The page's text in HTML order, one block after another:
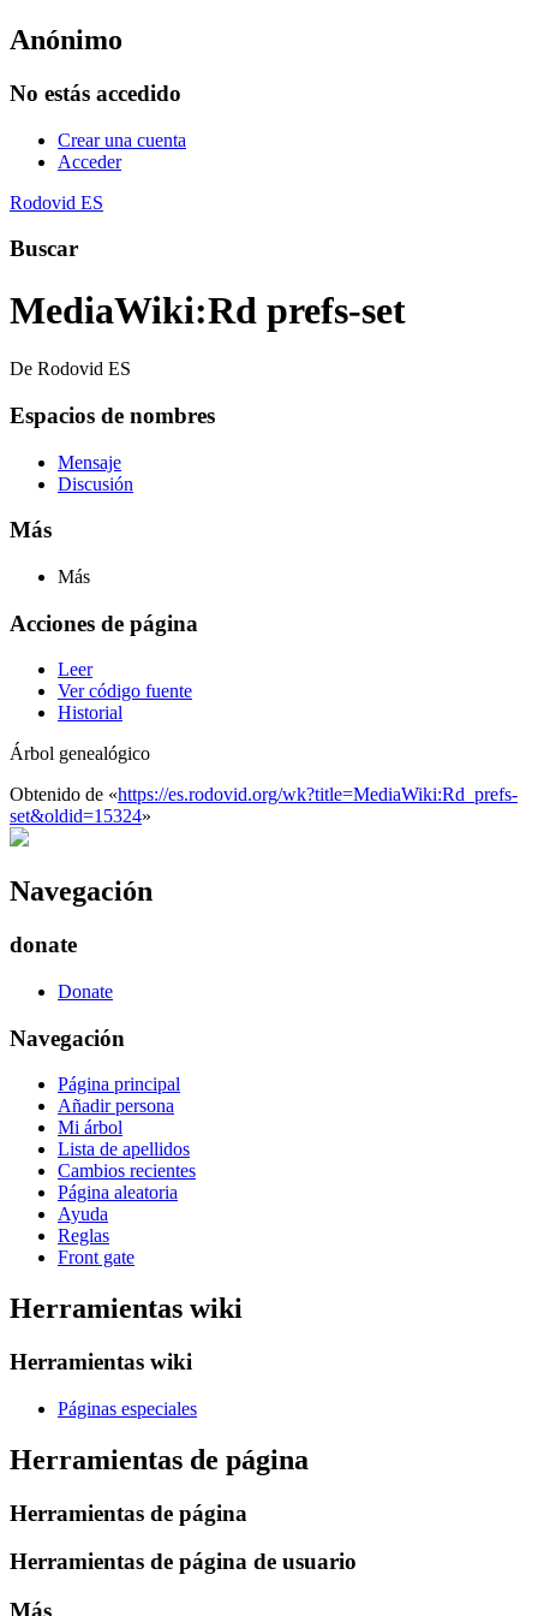
Anónimo
No estás accedido
Crear una cuenta
Acceder
Rodovid ES
Buscar
MediaWiki:Rd prefs-set
De Rodovid ES
Espacios de nombres
Mensaje
Discusión
Más
Más
Acciones de página
Leer
Ver código fuente
Historial
Árbol genealógico
Obtenido de «https://es.rodovid.org/wk?title=MediaWiki:Rd_prefs-
set&oldid=15324»
Navegación
donate
Donate
Navegación
Página principal
Añadir persona
Mi árbol
Lista de apellidos
Cambios recientes
Página aleatoria
Ayuda
Reglas
Front gate
Herramientas wiki
Herramientas wiki
Páginas especiales
Herramientas de página
Herramientas de página
Herramientas de página de usuario
Más